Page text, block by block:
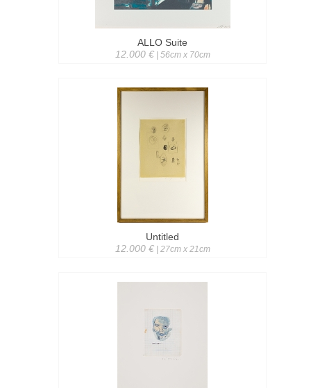
ALLO Suite
12.000 €| 56cm x 70cm
Untitled
12.000 €| 27cm x 21cm